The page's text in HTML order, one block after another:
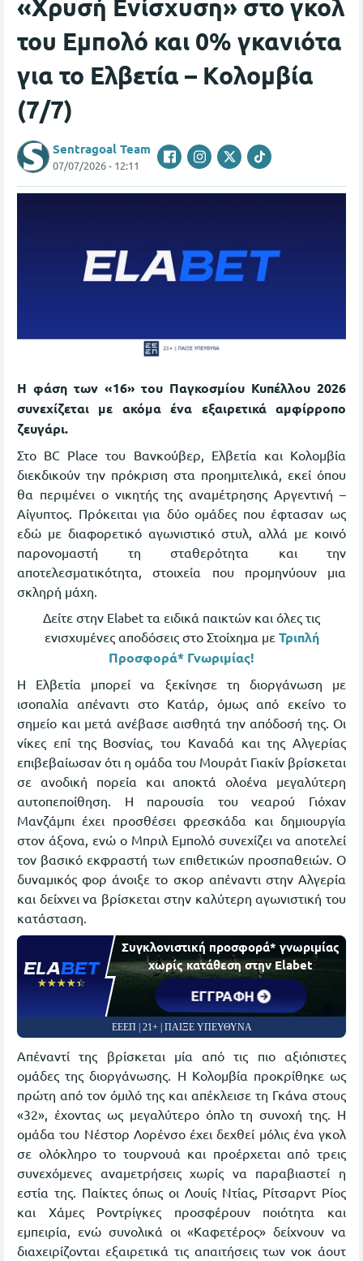
«Χρυσή Ενίσχυση» στο γκολ
του Εμπολό και 0% γκανιότα
για το Ελβετία – Κολομβία
(7/7)
Sentragoal Team
07/07/2026 - 12:11
Η φάση των «16» του Παγκοσμίου Κυπέλλου 2026
συνεχίζεται με ακόμα ένα εξαιρετικά αμφίρροπο
ζευγάρι.
Στο BC Place του Βανκούβερ, Ελβετία και Κολομβία
διεκδικούν την πρόκριση στα προημιτελικά, εκεί όπου
θα περιμένει ο νικητής της αναμέτρησης Αργεντινή –
Αίγυπτος. Πρόκειται για δύο ομάδες που έφτασαν ως
εδώ με διαφορετικό αγωνιστικό στυλ, αλλά με κοινό
παρονομαστή τη σταθερότητα και την
αποτελεσματικότητα, στοιχεία που προμηνύουν μια
σκληρή μάχη.
Δείτε στην Elabet τα ειδικά παικτών και όλες τις
ενισχυμένες αποδόσεις στο Στοίχημα με Τριπλή
Προσφορά* Γνωριμίας!
Η Ελβετία μπορεί να ξεκίνησε τη διοργάνωση με
ισοπαλία απέναντι στο Κατάρ, όμως από εκείνο το
σημείο και μετά ανέβασε αισθητά την απόδοσή της. Οι
νίκες επί της Βοσνίας, του Καναδά και της Αλγερίας
επιβεβαίωσαν ότι η ομάδα του Μουράτ Γιακίν βρίσκεται
σε ανοδική πορεία και αποκτά ολοένα μεγαλύτερη
αυτοπεποίθηση. Η παρουσία του νεαρού Γιόχαν
Μανζάμπι έχει προσθέσει φρεσκάδα και δημιουργία
στον άξονα, ενώ ο Μπριλ Εμπολό συνεχίζει να αποτελεί
τον βασικό εκφραστή των επιθετικών προσπαθειών. Ο
δυναμικός φορ άνοιξε το σκορ απέναντι στην Αλγερία
και δείχνει να βρίσκεται στην καλύτερη αγωνιστική του
κατάσταση.
☆☆☆☆☆
★★★★★
Συγκλονιστική προσφορά* γνωριμίας
χωρίς κατάθεση στην Elabet
ΕΓΓΡΑΦΗ
ΕΕΕΠ | 21+ | ΠΑΙΞΕ ΥΠΕΥΘΥΝΑ
Απέναντί της βρίσκεται μία από τις πιο αξιόπιστες
ομάδες της διοργάνωσης. Η Κολομβία προκρίθηκε ως
πρώτη από τον όμιλό της και απέκλεισε τη Γκάνα στους
«32», έχοντας ως μεγαλύτερο όπλο τη συνοχή της. Η
ομάδα του Νέστορ Λορένσο έχει δεχθεί μόλις ένα γκολ
σε ολόκληρο το τουρνουά και προέρχεται από τρεις
συνεχόμενες αναμετρήσεις χωρίς να παραβιαστεί η
εστία της. Παίκτες όπως οι Λουίς Ντίας, Ρίτσαρντ Ρίος
και Χάμες Ροντρίγκες προσφέρουν ποιότητα και
εμπειρία, ενώ συνολικά οι «Καφετέρος» δείχνουν να
διαχειρίζονται εξαιρετικά τις απαιτήσεις των νοκ άουτ